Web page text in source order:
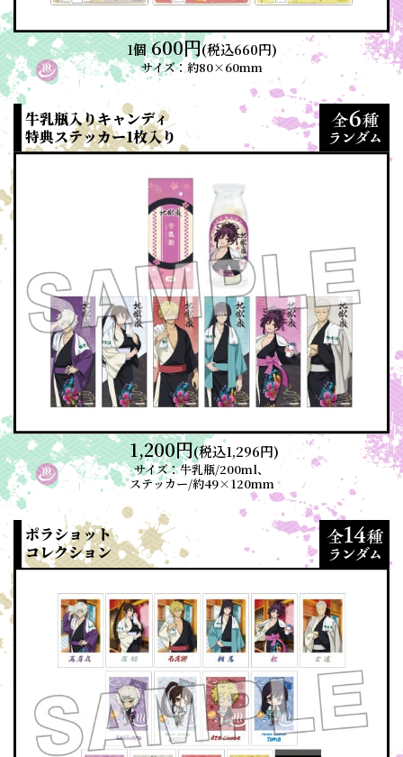
1個 600円(税込660円)
サイズ：約80×60mm
牛乳瓶入りキャンディ
特典ステッカー1枚入り
1,200円(税込1,296円)
サイズ：牛乳瓶/200ml、
ステッカー/約49×120mm
ポラショット
コレクション